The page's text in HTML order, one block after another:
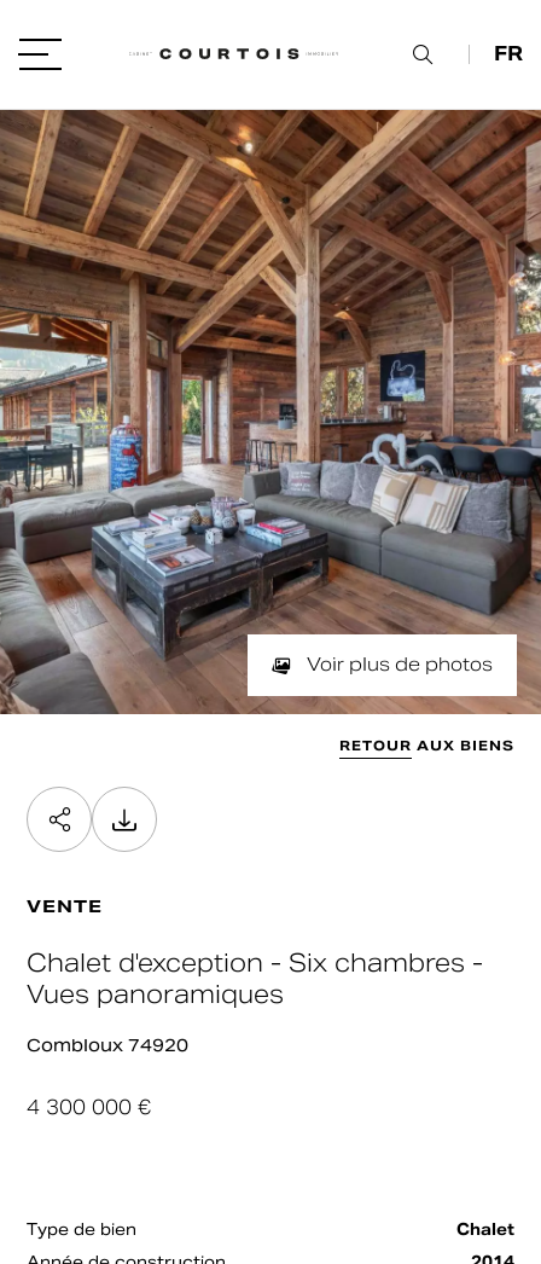
VOTRE PROJET
Type de projet
LOCALISATION
TYPE DE BIEN
type de bien
BUDGET
min / max
VOTRE BUDGET
Min Max
Valider
PIÈCES
min / max
NOMBRE DE PIÈCES
Min Max
SURFACE
min / max
SURFACE SOUHAITÉE
Max
Valider
FR
Voir plus de photos
RETOUR AUX BIENS
VENTE
Chalet d'exception - Six chambres -
Vues panoramiques
Combloux 74920
4 300 000 €
Type de bien
Chalet